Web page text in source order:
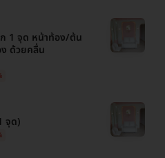
1 จุด หน้าท้อง/ต้น
ด้วยคลื่น
จุด)